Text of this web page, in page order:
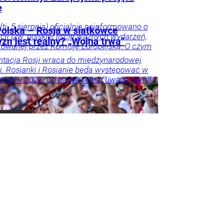
5 sierpnia) oficjalnie poinformowano o
tzw. polskiej liście ważnych wydarzeń,
przez Komisję Europejską. O czym
– Rosja w siatkówce
jest realny? „Wojna trwa”
Rosji wraca do międzynarodowej
Rosjanki i Rosjanie będą występować w
2027. Co na ten temat uważa Kamil